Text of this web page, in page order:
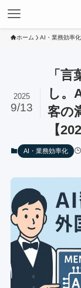
ホーム AI・業務効率化
「
し。
客の
【
2025
9/13
AI・業務効率化